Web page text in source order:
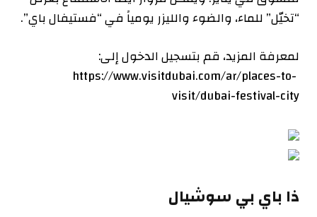
“تخيّل” للماء، والضوء والليزر يومياً في “فستيفال باي”.
لمعرفة المزيد، قم بتسجيل الدخول إلى:
https://www.visitdubai.com/ar/places-to-
visit/dubai-festival-city
ذا باي بي سوشيال